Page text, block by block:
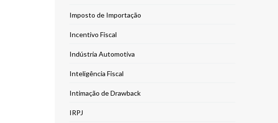
Imposto de Importação
Incentivo Fiscal
Indústria Automotiva
Inteligência Fiscal
Intimação de Drawback
IRPJ